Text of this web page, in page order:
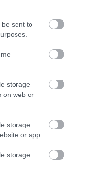
be sent to
storage
on web or
storage
or app.
storage